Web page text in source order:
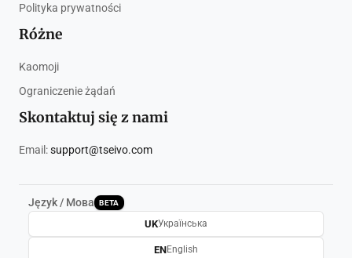
Polityka prywatności
Różne
Kaomoji
Ograniczenie żądań
Skontaktuj się z nami
Email:support@tseivo.com
Język / Мова BETA
UKУкраїнська
ENEnglish